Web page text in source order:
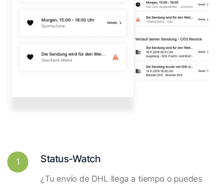
1 Status-Watch
¿Tu envío de DHL llega a tiempo o puedes